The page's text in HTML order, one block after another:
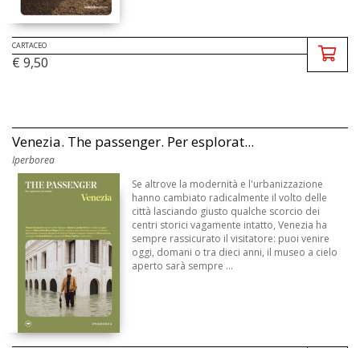
CARTACEO
€ 9,50
Venezia. The passenger. Per esplorat...
Iperborea
Se altrove la modernità e l'urbanizzazione
hanno cambiato radicalmente il volto delle
città lasciando giusto qualche scorcio dei
centri storici vagamente intatto, Venezia ha
sempre rassicurato il visitatore: puoi venire
oggi, domani o tra dieci anni, il museo a cielo
aperto sarà sempre ...